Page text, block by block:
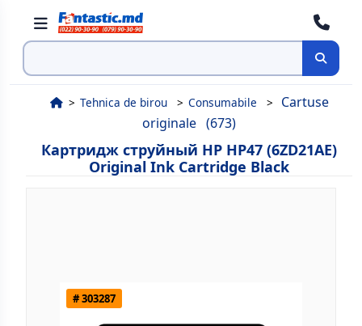
Поиск
Tehnica de birou Consumabile
Cartuse
originale (673)
Картридж струйный HP HP47 (6ZD21AE)
Original Ink Cartridge Black
# 303287